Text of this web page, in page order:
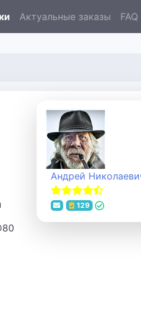
Актуальные заказы FAQ
Андрей
129